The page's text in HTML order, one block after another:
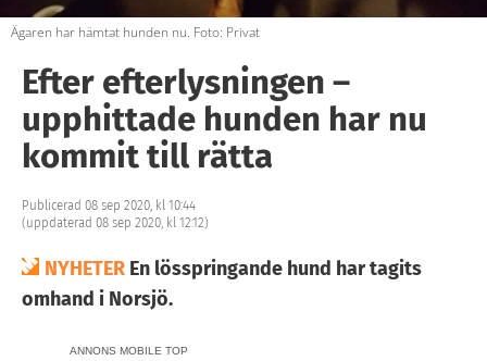
Ägaren har hämtat hunden nu. Foto: Privat
Efter efterlysningen –
upphittade hunden har nu
kommit till rätta
Publicerad 08 sep 2020, kl 10:44
(uppdaterad 08 sep 2020, kl 12:12)
NYHETER En lösspringande hund har tagits
omhand i Norsjö.
ANNONS MOBILE TOP